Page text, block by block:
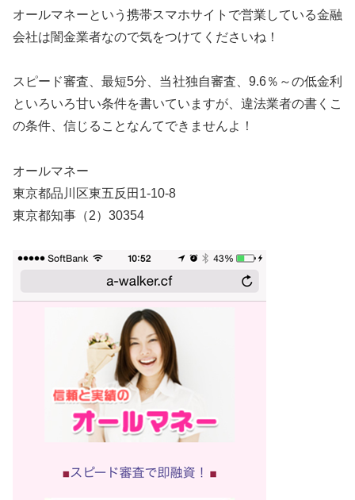
オールマネーという携帯スマホサイトで営業している金融
会社は闇金業者なので気をつけてくださいね！
スピード審査、最短5分、当社独自審査、9.6％～の低金利
といろいろ甘い条件を書いていますが、違法業者の書くこ
の条件、信じることなんてできませんよ！
オールマネー
東京都品川区東五反田1-10-8
東京都知事（2）30354